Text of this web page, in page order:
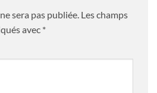
sera pas publiée. Les champs
avec *